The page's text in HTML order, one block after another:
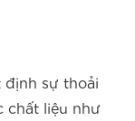
định sự thoải
chất liệu như